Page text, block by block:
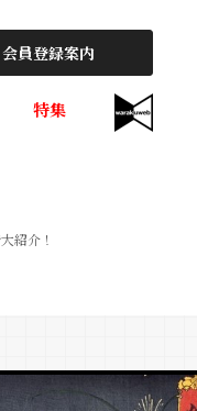
会員登録案内
特集
紹介！